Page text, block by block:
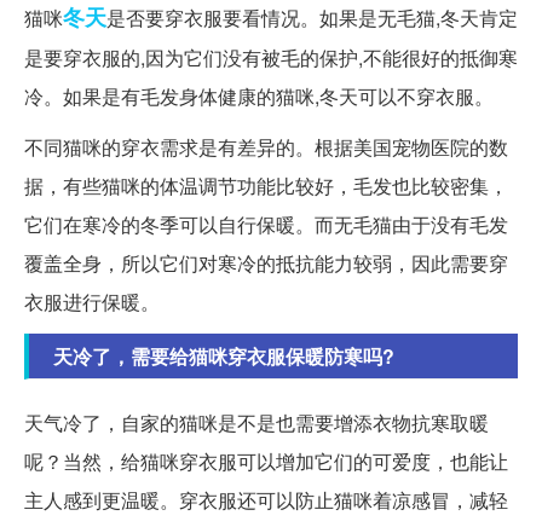
猫咪冬天是否要穿衣服要看情况。如果是无毛猫,冬天肯定
是要穿衣服的,因为它们没有被毛的保护,不能很好的抵御寒
冷。如果是有毛发身体健康的猫咪,冬天可以不穿衣服。
不同猫咪的穿衣需求是有差异的。根据美国宠物医院的数
据，有些猫咪的体温调节功能比较好，毛发也比较密集，
它们在寒冷的冬季可以自行保暖。而无毛猫由于没有毛发
覆盖全身，所以它们对寒冷的抵抗能力较弱，因此需要穿
衣服进行保暖。
天冷了，需要给猫咪穿衣服保暖防寒吗?
天气冷了，自家的猫咪是不是也需要增添衣物抗寒取暖
呢？当然，给猫咪穿衣服可以增加它们的可爱度，也能让
主人感到更温暖。穿衣服还可以防止猫咪着凉感冒，减轻